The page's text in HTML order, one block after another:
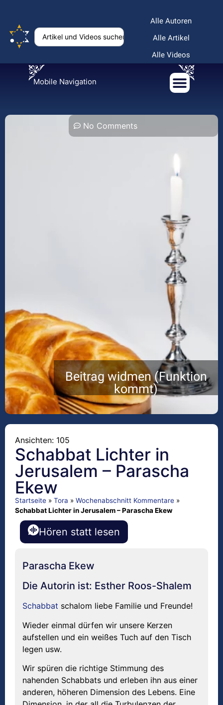
Alle Autoren
Alle Artikel
Alle Videos
Mobile Navigation
No Comments
Beitrag widmen (Funktion
kommt)
Ansichten: 105
Schabbat Lichter in
Jerusalem – Parascha
Ekew
Startseite » Tora » Wochenabschnitt Kommentare »
Schabbat Lichter in Jerusalem – Parascha Ekew
Hören statt lesen
Parascha Ekew
Die Autorin ist: Esther Roos-Shalem
Schabbat schalom liebe Familie und Freunde!
Wieder einmal dürfen wir unsere Kerzen
aufstellen und ein weißes Tuch auf den Tisch
legen usw.
Wir spüren die richtige Stimmung des
nahenden Schabbats und erleben ihn aus einer
anderen, höheren Dimension des Lebens. Eine